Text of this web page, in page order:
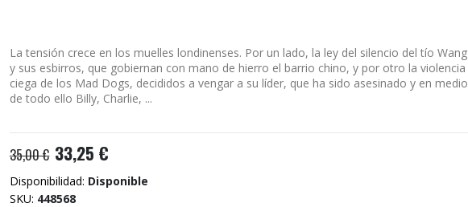
La tensión crece en los muelles londinenses. Por un lado, la ley del silencio del tío Wang
y sus esbirros, que gobiernan con mano de hierro el barrio chino, y por otro la violencia
ciega de los Mad Dogs, decididos a vengar a su líder, que ha sido asesinado y en medio
de todo ello Billy, Charlie, ...
35,00 € 33,25 €
Disponibilidad: Disponible
SKU 448568